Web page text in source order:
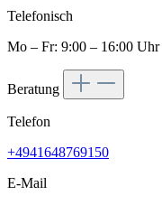
Telefonisch
Mo – Fr: 9:00 – 16:00 Uhr
Beratung
Telefon
+4941648769150
E-Mail